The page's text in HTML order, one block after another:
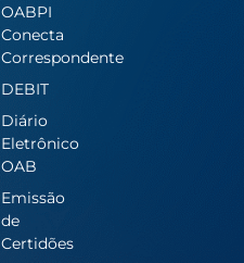
OABPI
Conecta
Correspondente
DEBIT
Diário
Eletrônico
OAB
Emissão
de
Certidões